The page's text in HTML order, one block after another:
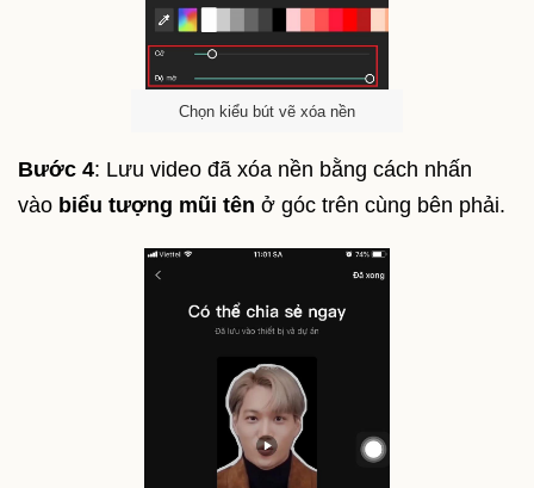
Chọn kiểu bút vẽ xóa nền
Bước 4: Lưu video đã xóa nền bằng cách nhấn
vào biểu tượng mũi tên ở góc trên cùng bên phải.